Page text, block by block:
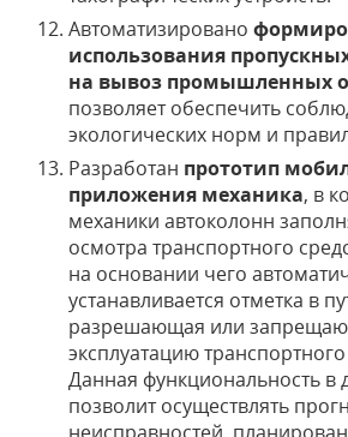
Автоматизировано
использования
на вывоз промышленных
позволяет обеспечить
экологических норм и
Разработан прототип
приложения механика, в
механики автоколонн
осмотра транспортного
на основании чего
устанавливается отметка в
разрешающая или
эксплуатацию транспортного
Данная функциональность в
позволит осуществлять